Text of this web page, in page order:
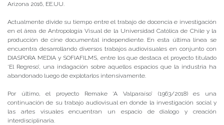
Arizona 2016, EE.UU.
Actualmente divide su tiempo entre el trabajo de docencia e investigación
en el área de Antropología Visual de la Universidad Católica de Chile y la
producción de cine documental independiente. En esta última línea se
encuentra desarrollando diversos trabajos audiovisuales en conjunto con
DIASPORA MEDIA y SOFIAFILMS, entre los que destaca el proyecto titulado
‘El Regreso’, una indagación sobre aquellos espacios que la industria ha
abandonado luego de explotarlos intensivamente.
Por último, el proyecto Remake ‘A Valparaíso’ (1963/2018) es una
continuación de su trabajo audiovisual en donde la investigación social y
las artes visuales encuentran un espacio de dialogo y creación
interdisciplinaria.